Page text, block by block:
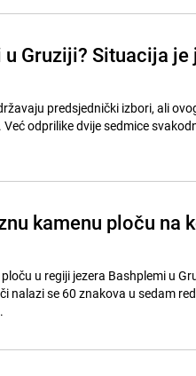
Gruziji? Situacija je
predsjednički izbori, ali
odprilike dvije sedmice
kamenu ploču na
u regiji jezera Bashplemi u
nalazi se 60 znakova u sedam